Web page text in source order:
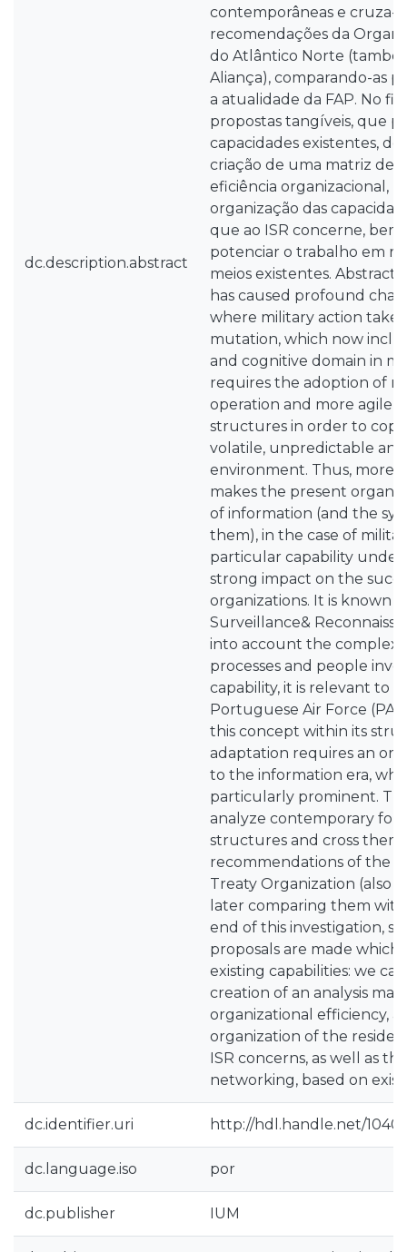
dc.description.abstract
contemporâneas e cruza-
recomendações da
do Atlântico Norte
Aliança), comparando-as
a atualidade da FAP. No
propostas tangíveis, que
capacidades existentes, de
criação de uma matriz de
eficiência organizacional,
organização das
que ao ISR concerne,
potenciar o trabalho em
meios existentes.
has caused profound
where military action takes
mutation, which now
and cognitive domain in
requires the adoption of
operation and more agile
structures in order to
volatile, unpredictable
environment. Thus, more
makes the present
of information (and the
them), in the case of
particular capability
strong impact on the
organizations. It is known
Surveillance&
into account the
processes and people
capability, it is relevant to
Portuguese Air Force
this concept within its
adaptation requires an
to the information era,
particularly prominent.
analyze contemporary
structures and cross
recommendations of the
Treaty Organization (also
later comparing them
end of this investigation,
proposals are made which
existing capabilities: we
creation of an analysis
organizational efficiency,
organization of the
ISR concerns, as well as
networking, based on
dc.identifier.uri http://hdl.handle.net/
dc.language.iso por
dc.publisher IUM